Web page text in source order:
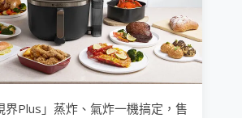
界Plus」蒸炸、氣炸一機搞定，售